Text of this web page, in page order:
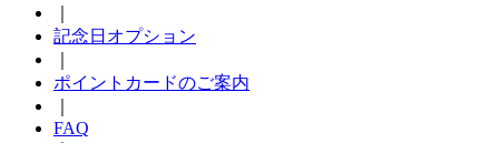
記念日オプション
ポイントカードのご案内
FAQ